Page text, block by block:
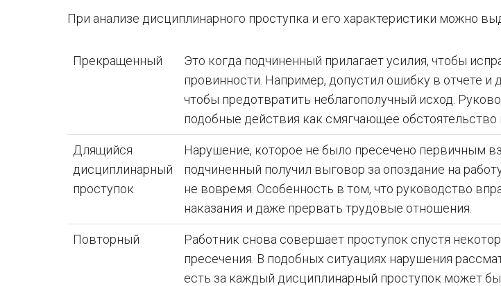
При анализе дисциплинарного проступка и его характеристики можно
Прекращенный
Это когда подчиненный прилагает усилия, чтобы
провинности. Например, допустил ошибку в отчете и
чтобы предотвратить неблагополучный исход.
подобные действия как смягчающее обстоятельство
Длящийся
дисциплинарный
проступок
Нарушение, которое не было пресечено первичным
подчиненный получил выговор за опоздание на
не вовремя. Особенность в том, что руководство
наказания и даже прервать трудовые отношения.
Повторный
Работник снова совершает проступок спустя
пресечения. В подобных ситуациях нарушения
есть за каждый дисциплинарный проступок может